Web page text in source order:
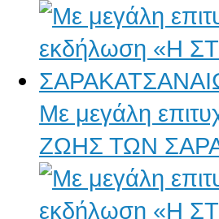
Με μεγάλη
ΖΩΗΣ ΤΩΝ